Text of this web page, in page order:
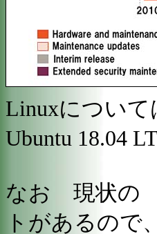
Linuxについ
Ubuntu 18.04
なお 現状の
トがあるの